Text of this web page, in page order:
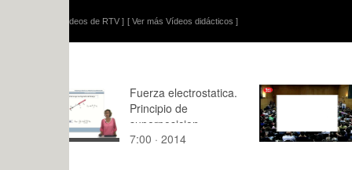
[ Ver más Vídeos didácticos ]
Fuerza electrostatica.
Principio de
superposicion
7:00 · 2014
De gom a
1:47 · 2015